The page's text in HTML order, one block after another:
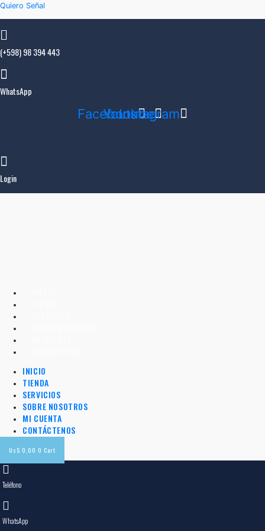
Quiero Señal
(+598) 98 394 443
WhatsApp
Facebook
Youtube
Instagram
Login
INICIO
TIENDA
SERVICIOS
SOBRE NOSOTROS
MI CUENTA
CONTÁCTENOS
Us$ 0,00 0 Cart
Teléfono
WhatsApp